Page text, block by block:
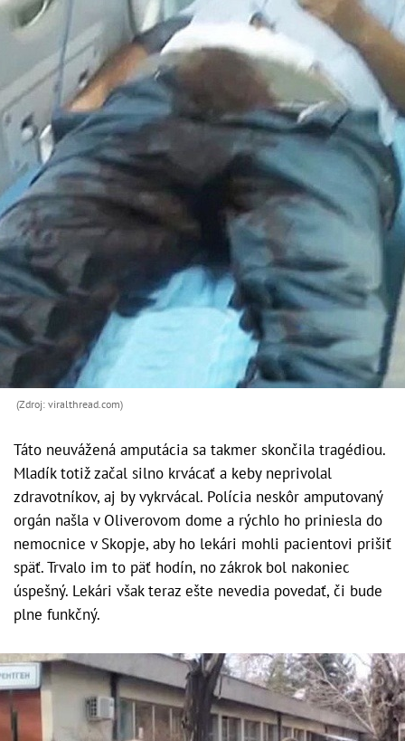
(Zdroj: viralthread.com)
Táto neuvážená amputácia sa takmer skončila tragédiou.
Mladík totiž začal silno krvácať a keby neprivolal
zdravotníkov, aj by vykrvácal. Polícia neskôr amputovaný
orgán našla v Oliverovom dome a rýchlo ho priniesla do
nemocnice v Skopje, aby ho lekári mohli pacientovi prišiť
späť. Trvalo im to päť hodín, no zákrok bol nakoniec
úspešný. Lekári však teraz ešte nevedia povedať, či bude
plne funkčný.